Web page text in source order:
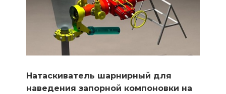
Натаскиватель шарнирный для
наведения запорной компоновки на